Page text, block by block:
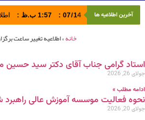
آخرین اطلاعیه ها 14
/
07
: 1:57 ب.ظ :
خانه»اطلاعیه تغییر ساعت
استاد گرامی جناب آقای دکتر سید حسین
جولای 26, 2026
ادامه مطلب »
نحوه فعالیت موسسه آموزش عالی راهبرد
جولای 20, 2026